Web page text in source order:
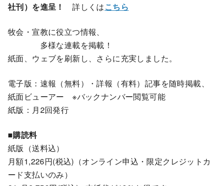
社刊）を進呈！
詳しくはこちら
牧会・宣教に役立つ情報、
多様な連載を掲載！
紙面、ウェブを刷新し、さらに充実しました。
電子版：速報（無料）・詳報（有料）記事を随時掲載、
紙面ビューアー ※バックナンバー閲覧可能
紙版：月2回発行
■購読料
紙版（送料込）
月額1,226円(税込)（オンライン申込・限定クレジットカ
ード支払いのみ）